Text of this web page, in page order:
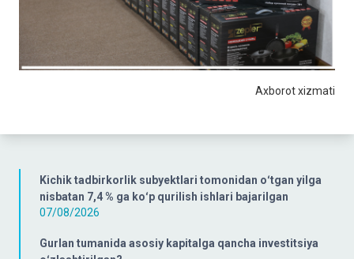
Kichik tadbirkorlik subyektlari tomonidan oʻtgan yilga
nisbatan 7,4 % ga koʻp qurilish ishlari bajarilgan
07/08/2026
Gurlan tumanida asosiy kapitalga qancha investitsiya
Axborot xizmati